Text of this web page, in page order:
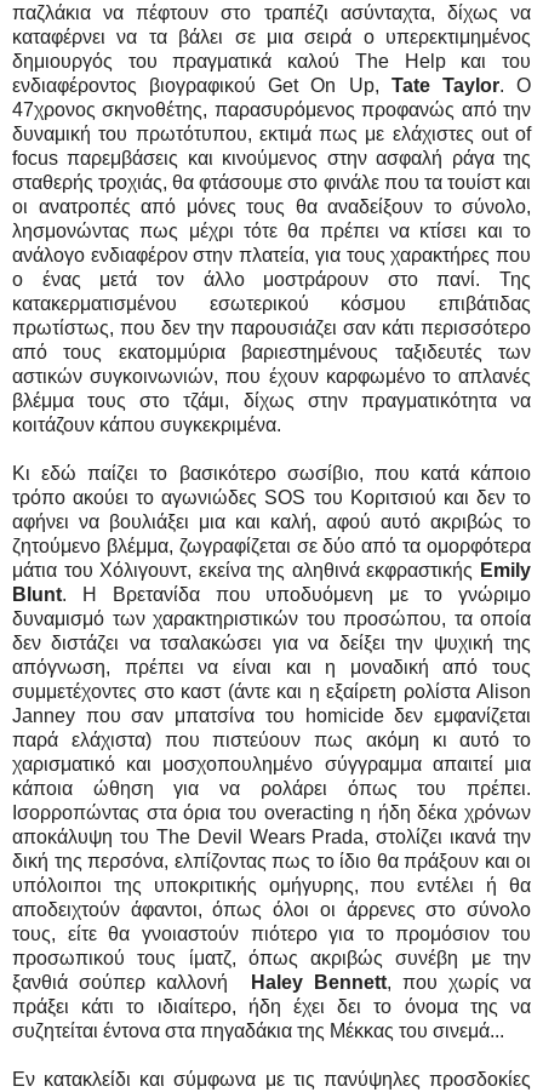
παζλάκια να πέφτουν στο τραπέζι ασύνταχτα, δίχως να
καταφέρνει να τα βάλει σε μια σειρά ο υπερεκτιμημένος
δημιουργός του πραγματικά καλού The Help και του
ενδιαφέροντος βιογραφικού Get On Up, Tate Taylor. O
47χρονος σκηνοθέτης, παρασυρόμενος προφανώς από την
δυναμική του πρωτότυπου, εκτιμά πως με ελάχιστες out of
focus παρεμβάσεις και κινούμενος στην ασφαλή ράγα της
σταθερής τροχιάς, θα φτάσουμε στο φινάλε που τα τουίστ και
οι ανατροπές από μόνες τους θα αναδείξουν το σύνολο,
λησμονώντας πως μέχρι τότε θα πρέπει να κτίσει και το
ανάλογο ενδιαφέρον στην πλατεία, για τους χαρακτήρες που
ο ένας μετά τον άλλο μοστράρουν στο πανί. Της
κατακερματισμένου εσωτερικού κόσμου επιβάτιδας
πρωτίστως, που δεν την παρουσιάζει σαν κάτι περισσότερο
από τους εκατομμύρια βαριεστημένους ταξιδευτές των
αστικών συγκοινωνιών, που έχουν καρφωμένο το απλανές
βλέμμα τους στο τζάμι, δίχως στην πραγματικότητα να
κοιτάζουν κάπου συγκεκριμένα.
Κι εδώ παίζει το βασικότερο σωσίβιο, που κατά κάποιο
τρόπο ακούει το αγωνιώδες SOS του Κοριτσιού και δεν το
αφήνει να βουλιάξει μια και καλή, αφού αυτό ακριβώς το
ζητούμενο βλέμμα, ζωγραφίζεται σε δύο από τα ομορφότερα
μάτια του Χόλιγουντ, εκείνα της αληθινά εκφραστικής Emily
Blunt. Η Βρετανίδα που υποδυόμενη με το γνώριμο
δυναμισμό των χαρακτηριστικών του προσώπου, τα οποία
δεν διστάζει να τσαλακώσει για να δείξει την ψυχική της
απόγνωση, πρέπει να είναι και η μοναδική από τους
συμμετέχοντες στο καστ (άντε και η εξαίρετη ρολίστα Alison
Janney που σαν μπατσίνα του homicide δεν εμφανίζεται
παρά ελάχιστα) που πιστεύουν πως ακόμη κι αυτό το
χαρισματικό και μοσχοπουλημένο σύγγραμμα απαιτεί μια
κάποια ώθηση για να ρολάρει όπως του πρέπει.
Ισορροπώντας στα όρια του overacting η ήδη δέκα χρόνων
αποκάλυψη του The Devil Wears Prada, στολίζει ικανά την
δική της περσόνα, ελπίζοντας πως το ίδιο θα πράξουν και οι
υπόλοιποι της υποκριτικής ομήγυρης, που εντέλει ή θα
αποδειχτούν άφαντοι, όπως όλοι οι άρρενες στο σύνολο
τους, είτε θα γνοιαστούν πιότερο για το προμόσιον του
προσωπικού τους ίματζ, όπως ακριβώς συνέβη με την
ξανθιά σούπερ καλλονή
Haley Bennett, που χωρίς να
πράξει κάτι το ιδιαίτερο, ήδη έχει δει το όνομα της να
συζητείται έντονα στα πηγαδάκια της Μέκκας του σινεμά...
Εν κατακλείδι και σύμφωνα με τις πανύψηλες προσδοκίες